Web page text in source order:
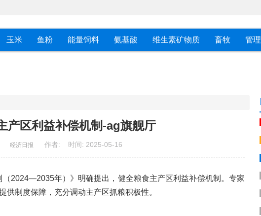
玉米 鱼粉 能量饲料 氨基酸 维生素矿物质 畜牧 管理
产区利益补偿机制-ag旗舰厅
经济日报 作者: 时间: 2025-05-16
2024—2035年）》明确提出，健全粮食主产区利益补偿机制。专家
供制度保障，充分调动主产区抓粮积极性。